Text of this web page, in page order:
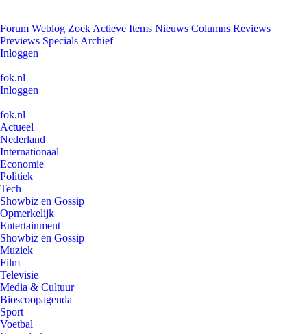
Forum Weblog Zoek Actieve Items Nieuws Columns Reviews
Previews Specials Archief
Inloggen
fok.nl
Inloggen
fok.nl
Actueel
Nederland
Internationaal
Economie
Politiek
Tech
Showbiz en Gossip
Opmerkelijk
Entertainment
Showbiz en Gossip
Muziek
Film
Televisie
Media & Cultuur
Bioscoopagenda
Sport
Voetbal